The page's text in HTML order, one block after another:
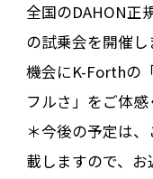
全国のDAHON正
の試乗会を開催
機会にK-Forthの
フルさ」をご体感
＊今後の予定は
載しますので、お